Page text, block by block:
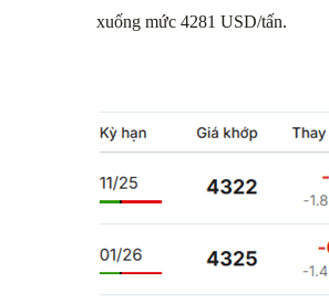
xuống mức 4281 USD/tấn.